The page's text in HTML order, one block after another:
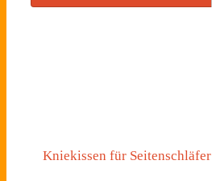
Kniekissen für Seitenschläfer